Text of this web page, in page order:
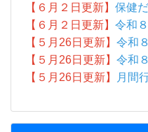
【６月２日更新】 保健
【６月２日更新】 令和
【５月26日更新】 令和
【５月26日更新】 令和
【５月26日更新】
月間